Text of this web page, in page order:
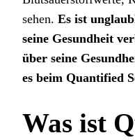
sehen. Es ist
seine Gesundheit
über seine
es beim Quantified
Was ist